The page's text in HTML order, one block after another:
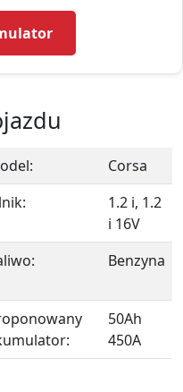
Corsa
1.2 i, 1.2
i 16V
Benzyna
50Ah
450A